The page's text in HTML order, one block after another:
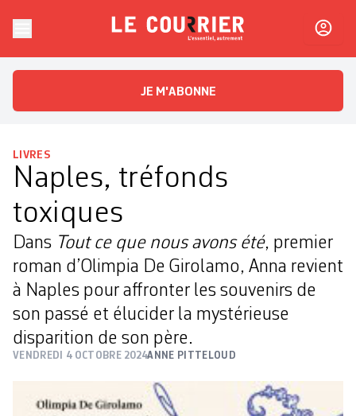
Le CourrierL'essentiel, autrement
JE M'ABONNE
LIVRES
Naples, tréfonds
toxiques
Dans Tout ce que nous avons été, premier
roman d’Olimpia De Girolamo, Anna revient
à Naples pour affronter les souvenirs de
son passé et élucider la mystérieuse
disparition de son père.
VENDREDI 4 OCTOBRE 2024ANNE PITTELOUD